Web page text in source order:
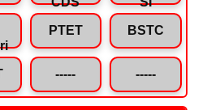
PTET BSTC
----- -----